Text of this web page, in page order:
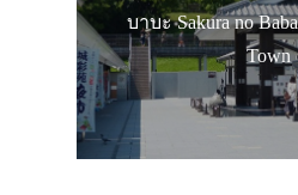
บาบะ Sakura no
Town